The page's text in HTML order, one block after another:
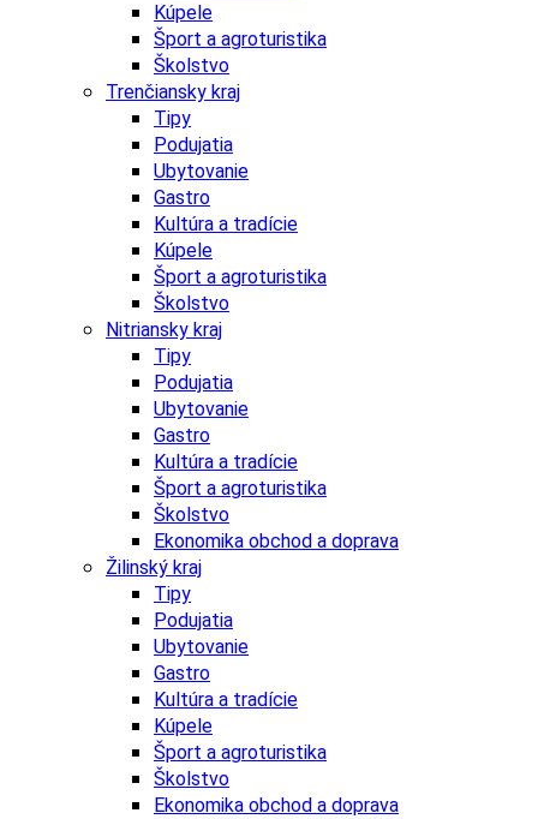
Kúpele
Šport a agroturistika
Školstvo
Trenčiansky kraj
Tipy
Podujatia
Ubytovanie
Gastro
Kultúra a tradície
Kúpele
Šport a agroturistika
Školstvo
Nitriansky kraj
Tipy
Podujatia
Ubytovanie
Gastro
Kultúra a tradície
Šport a agroturistika
Školstvo
Ekonomika obchod a doprava
Žilinský kraj
Tipy
Podujatia
Ubytovanie
Gastro
Kultúra a tradície
Kúpele
Šport a agroturistika
Školstvo
Ekonomika obchod a doprava